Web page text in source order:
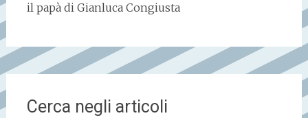
il papà di Gianluca Congiusta
Cerca negli articoli